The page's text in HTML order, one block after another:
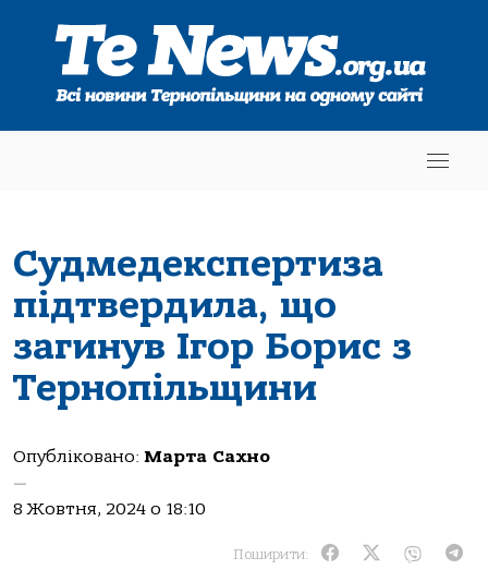
Судмедекспертиза
підтвердила, що
загинув Ігор Борис з
Тернопільщини
Опубліковано: Марта Сахно
—
8 Жовтня, 2024 о 18:10
Поширити: